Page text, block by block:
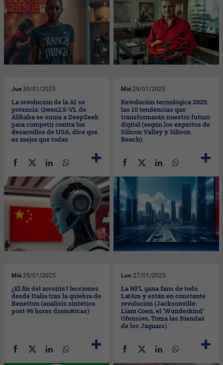
Jue 30/01/2025
La revolución de la AI se
potencia: Qwen2.5-VL de
Alibaba se suma a DeepSeek
para competir contra los
desarrollos de USA, dice que
es mejor que todas
Mié 29/01/2025
Revolución tecnológica 2025:
las 10 tendencias que
transformarán nuestro futuro
digital (según los expertos de
Silicon Valley y Silicon
Beach)
Mié 29/01/2025
¿El fin del arcoíris? lecciones
desde Italia tras la quiebra de
Benetton (análisis sintético
post 96 horas dramáticas)
Lun 27/01/2025
La NFL gana fans de todo
LatAm y están en constante
revolución (Jacksonville:
Liam Coen, el 'Wunderkind'
Ofensivo, Toma las Riendas
de los Jaguars)